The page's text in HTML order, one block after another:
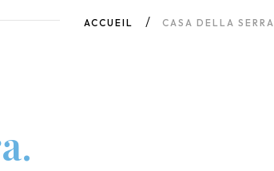
ACCUEIL CASA DELLA SERRA